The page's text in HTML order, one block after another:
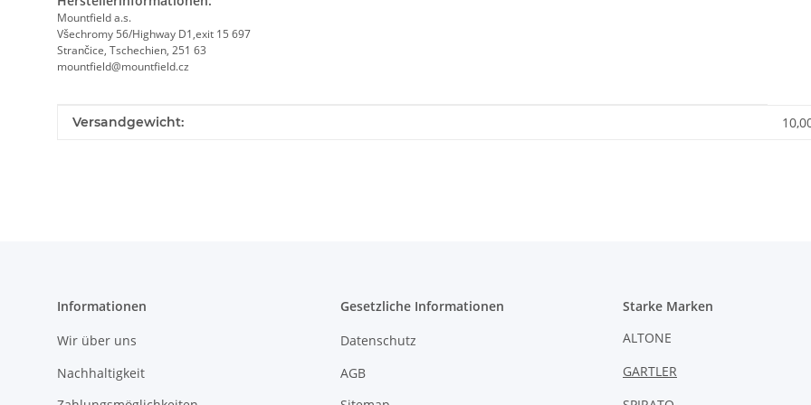
Mountfield a.s.
Všechromy 56/Highway D1,exit 15 697
Strančice, Tschechien, 251 63
mountfield@mountfield.cz
Produkteigenschaft
Wert
Versandgewicht:
Informationen
Wir über uns
Nachhaltigkeit
Gesetzliche Informationen
Datenschutz
AGB
Starke Marken
ALTONE
GARTLER